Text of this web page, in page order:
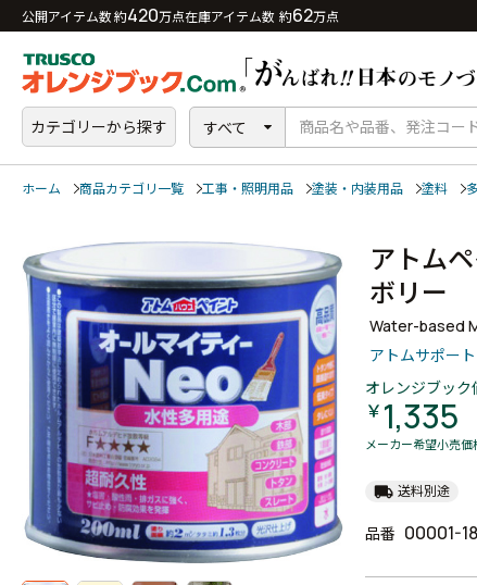
公開アイテム数 約420万点在庫アイテム数 約62万点
カテゴリーから探す すべて
ホーム 商品カテゴリ一覧 工事・照明用品 塗装・内装用品 塗料
アトム
ボリー
Water-based
アトムサポート
オレンジブック
￥ 1,335
メーカー希望小売
local_shipping 送料別途
品番 00001-